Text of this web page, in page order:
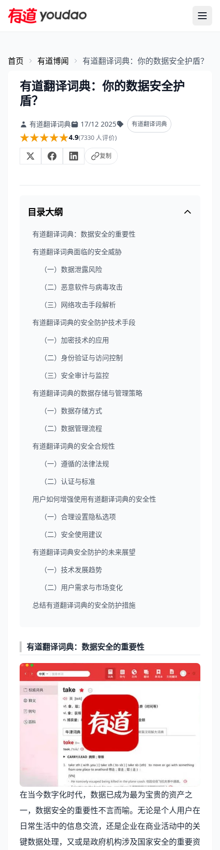
首页 有道博闻 有道翻译词典：你的数据安全护盾？
有道翻译词典：你的数据安全护
盾？
有道翻译词典 17/12 2025 有道翻译词典
★★★★★
★★★★★4.9(7330 人评价)
复制
目录大纲
有道翻译词典：数据安全的重要性
有道翻译词典面临的安全威胁
（一）数据泄露风险
（二）恶意软件与病毒攻击
（三）网络攻击手段解析
有道翻译词典的安全防护技术手段
（一）加密技术的应用
（二）身份验证与访问控制
（三）安全审计与监控
有道翻译词典的数据存储与管理策略
（一）数据存储方式
（二）数据管理流程
有道翻译词典的安全合规性
（一）遵循的法律法规
（二）认证与标准
用户如何增强使用有道翻译词典的安全性
（一）合理设置隐私选项
（二）安全使用建议
有道翻译词典安全防护的未来展望
（一）技术发展趋势
（二）用户需求与市场变化
总结有道翻译词典的安全防护措施
有道翻译词典：数据安全的重要性
在当今数字化时代，数据已成为最为宝贵的资产之
一，数据安全的重要性不言而喻。无论是个人用户在
日常生活中的信息交流，还是企业在商业活动中的关
键数据处理，又或是政府机构涉及国家安全的重要资